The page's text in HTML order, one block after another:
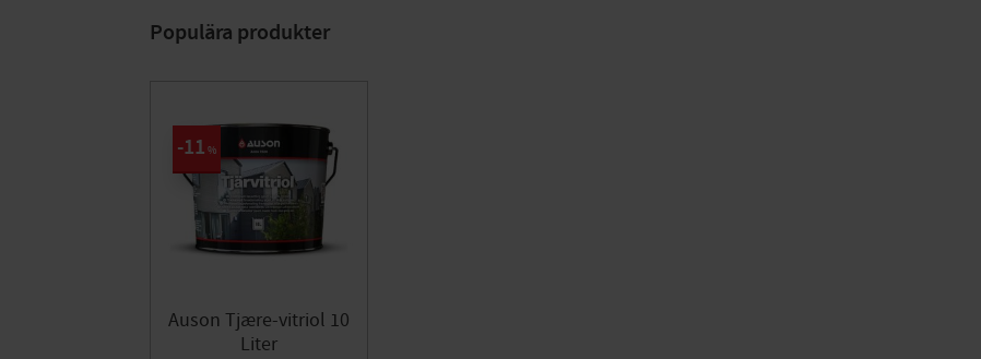
Populära produkter
Auson Tjære-vitriol 10
Liter
11 %